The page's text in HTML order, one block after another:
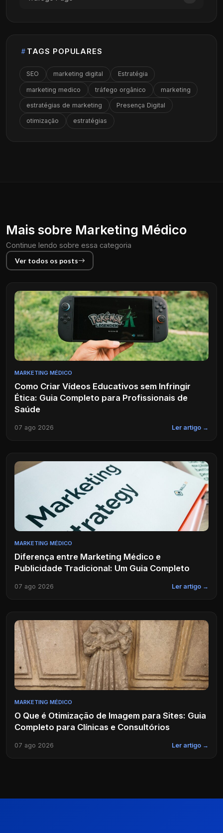
TAGS POPULARES
SEO marketing digital Estratégia
marketing medico tráfego orgânico marketing
estratégias de marketing Presença Digital
otimização estratégias
Mais sobre Marketing Médico
Continue lendo sobre essa categoria
Ver todos os posts
MARKETING MÉDICO
Como Criar Vídeos Educativos sem Infringir
Ética: Guia Completo para Profissionais de
Saúde
07 ago 2026 Ler artigo →
MARKETING MÉDICO
Diferença entre Marketing Médico e
Publicidade Tradicional: Um Guia Completo
07 ago 2026 Ler artigo →
MARKETING MÉDICO
O Que é Otimização de Imagem para Sites: Guia
Completo para Clínicas e Consultórios
07 ago 2026 Ler artigo →